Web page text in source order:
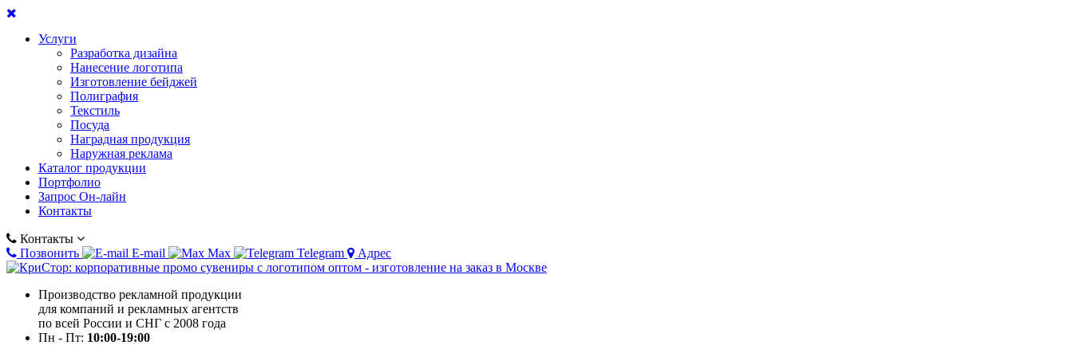
Услуги
Разработка дизайна
Нанесение логотипа
Изготовление бейджей
Полиграфия
Текстиль
Посуда
Наградная продукция
Наружная реклама
Каталог продукции
Портфолио
Запрос Он-лайн
Контакты
Контакты
Позвонить
E-mail Max Telegram Адрес
Производство рекламной продукции
для компаний и рекламных агентств
по всей России и СНГ с 2008 года
Пн - Пт: 10:00-19:00